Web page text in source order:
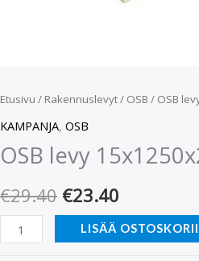
Etusivu / Rakennuslevyt/ OSB / OSB
KAMPANJA, OSB
OSB levy
€29.40 €23.40
LISÄÄ